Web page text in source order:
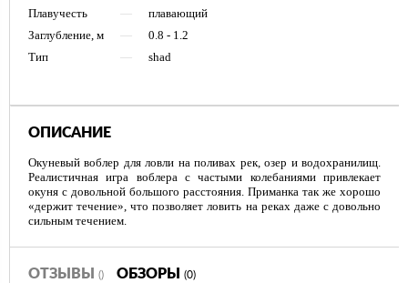
Плавучесть
—
плавающий
Заглубление, м
—
0.8 - 1.2
Тип
— shad
ОПИСАНИЕ
Окуневый воблер для ловли на поливах рек, озер и водохранилищ.
Реалистичная игра воблера с частыми колебаниями привлекает
окуня с довольной большого расстояния. Приманка так же хорошо
«держит течение», что позволяет ловить на реках даже с довольно
сильным течением.
ОТЗЫВЫ () ОБЗОРЫ (0)